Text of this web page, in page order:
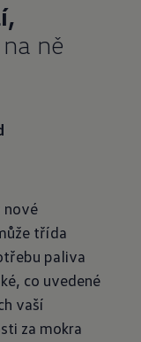
ně
nové
třída
paliva
co uvedené
vaší
za mokra